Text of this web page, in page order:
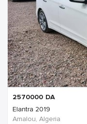
2570000 DA
Elantra 2019
Amalou, Algeria